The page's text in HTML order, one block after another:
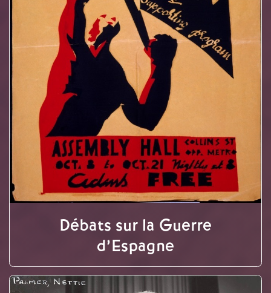
Débats sur la Guerre
d’Espagne